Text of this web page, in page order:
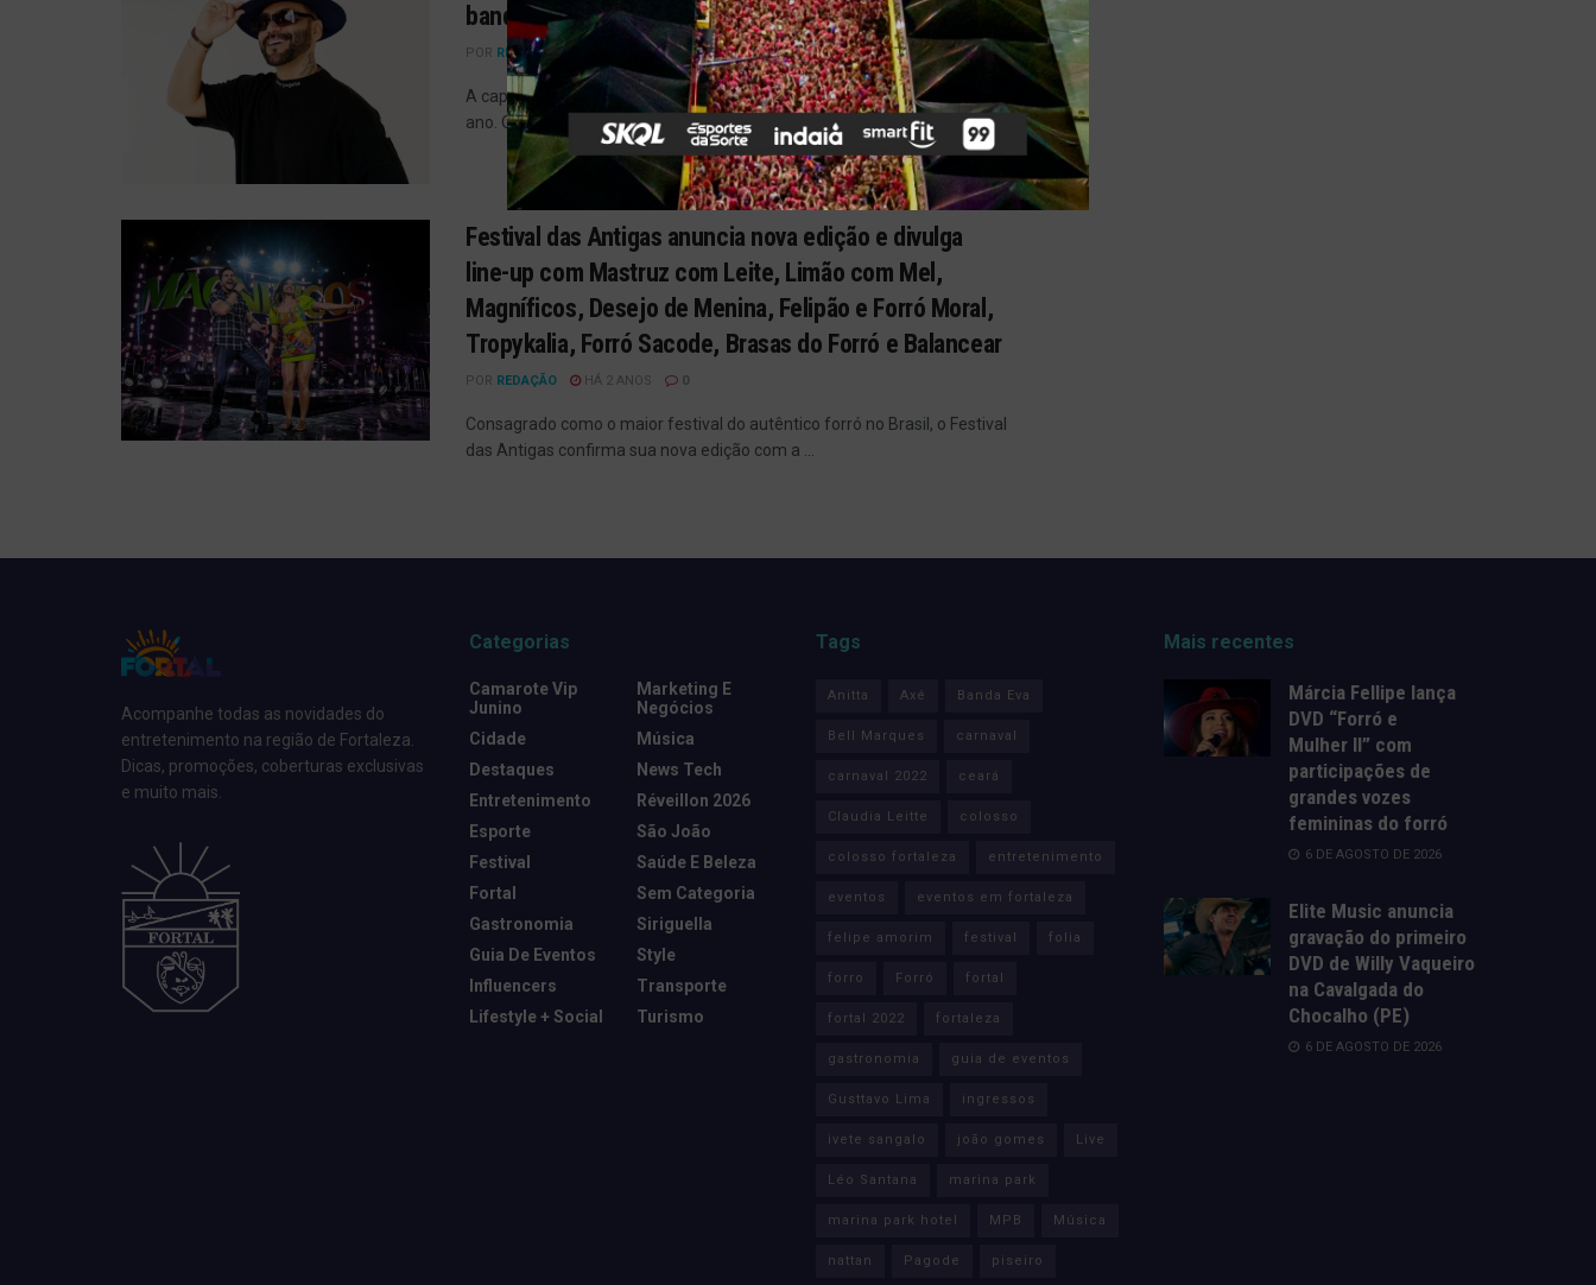
bandas de forró em mega programação em agosto
POR REDAÇÃO 0
A capital cearense se prepara para um dos maiores eventos de forró do
ano. O Festival das Antigas, acontece no ...
Festival das Antigas anuncia nova edição e divulga
line-up com Mastruz com Leite, Limão com Mel,
Magníficos, Desejo de Menina, Felipão e Forró Moral,
Tropykalia, Forró Sacode, Brasas do Forró e Balancear
POR REDAÇÃO HÁ 2 ANOS 0
Consagrado como o maior festival do autêntico forró no Brasil, o Festival
das Antigas confirma sua nova edição com a ...
Acompanhe todas as novidades do
entretenimento na região de Fortaleza.
Dicas, promoções, coberturas exclusivas
e muito mais.
Categorias
Camarote Vip
Junino
Cidade
Destaques
Entretenimento
Esporte
Festival
Fortal
Gastronomia
Guia De Eventos
Influencers
Lifestyle + Social
Marketing E
Negócios
Música
News Tech
Réveillon 2026
São João
Saúde E Beleza
Sem Categoria
Siriguella
Style
Transporte
Turismo
Tags
Anitta Axé Banda Eva
Bell Marques carnaval
carnaval 2022 ceará
Claudia Leitte colosso
colosso fortaleza entretenimento
eventos eventos em fortaleza
felipe amorim festival folia
forro Forró fortal
fortal 2022 fortaleza
gastronomia guia de eventos
Gusttavo Lima ingressos
ivete sangalo joão gomes Live
Léo Santana marina park
marina park hotel MPB Música
nattan Pagode piseiro
Mais recentes
Márcia Fellipe lança
DVD “Forró e
Mulher II” com
participações de
grandes vozes
femininas do forró
6 DE AGOSTO DE 2026
Elite Music anuncia
gravação do primeiro
DVD de Willy Vaqueiro
na Cavalgada do
Chocalho (PE)
6 DE AGOSTO DE 2026